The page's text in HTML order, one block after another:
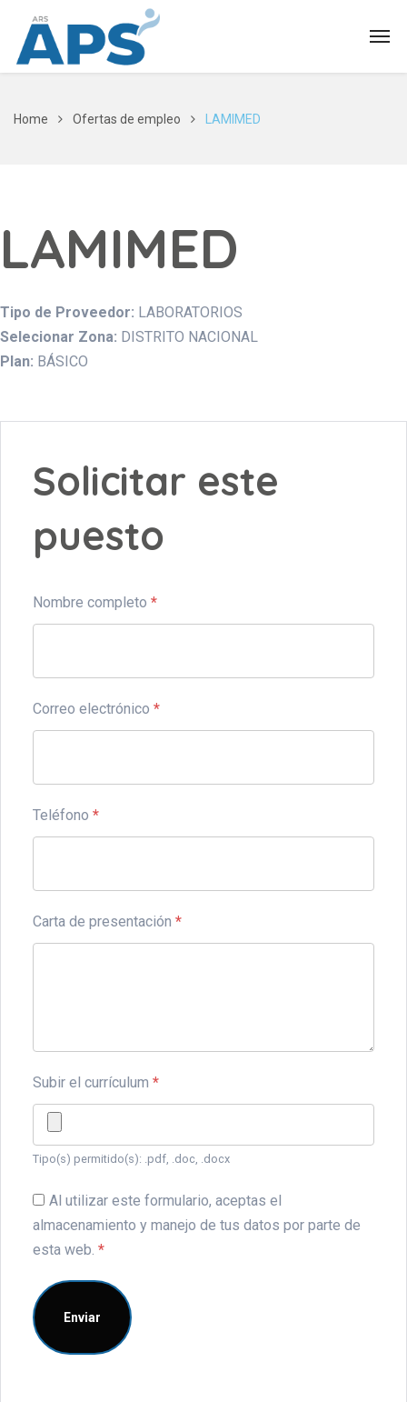
Home Ofertas de empleo LAMIMED
LAMIMED
Tipo de Proveedor: LABORATORIOS
Selecionar Zona: DISTRITO NACIONAL
Plan: BÁSICO
Solicitar este
puesto
Nombre completo *
Correo electrónico *
Teléfono *
Carta de presentación *
Subir el currículum *
Tipo(s) permitido(s): .pdf, .doc, .docx
Al utilizar este formulario, aceptas el
almacenamiento y manejo de tus datos por parte de
esta web. *